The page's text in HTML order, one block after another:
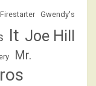
Firestarter Gwendy's
It Joe Hill
Mr.